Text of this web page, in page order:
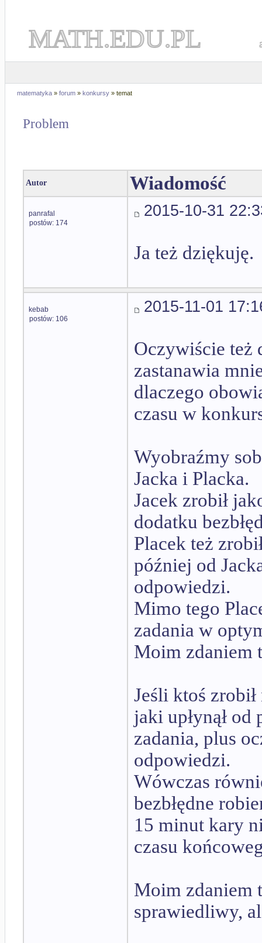
MATH.EDU.PL
matematyka » forum » konkursy » temat
Problem
Autor Wiadomość
panrafal
postów: 174
2015-10-31
Ja też dziękuję.
kebab
postów: 106
2015-11-01
Oczywiście też
zastanawia
dlaczego
czasu w
Wyobraźmy
Jacka i Placka.
Jacek zrobił
dodatku
Placek też
później od
odpowiedzi.
Mimo tego
zadania w
Moim zdaniem
Jeśli ktoś
jaki upłynął
zadania, plus
odpowiedzi.
Wówczas
bezbłędne
15 minut kary
czasu
Moim zdaniem
sprawiedliwy,